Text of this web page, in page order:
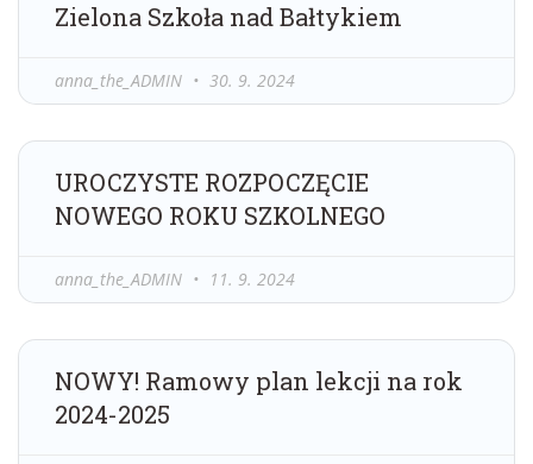
Zielona Szkoła nad Bałtykiem
anna_the_ADMIN 30. 9. 2024
UROCZYSTE ROZPOCZĘCIE
NOWEGO ROKU SZKOLNEGO
anna_the_ADMIN 11. 9. 2024
NOWY! Ramowy plan lekcji na rok
2024-2025